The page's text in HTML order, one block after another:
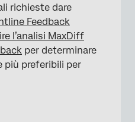
richieste dare
Feedback
l’analisi MaxDiff
per determinare
più preferibili per